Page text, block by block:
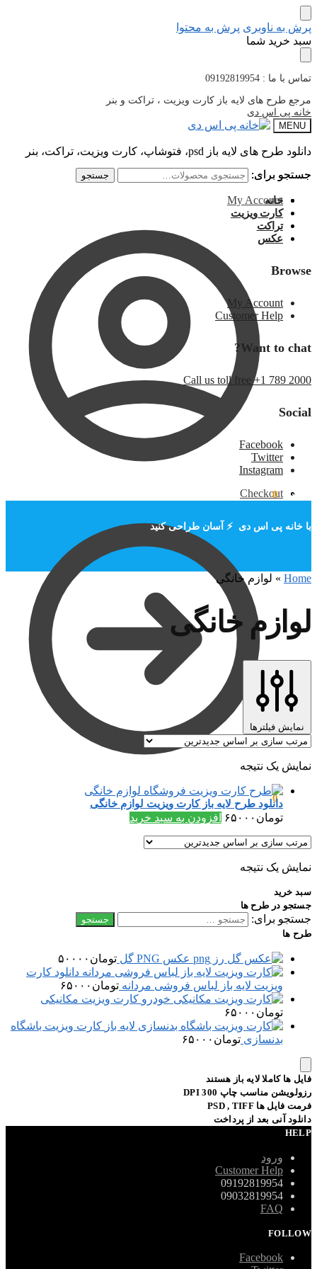
پرش به ناوبری پرش به محتوا
سبد خرید شما
تماس با ما : 09192819954
مرجع طرح های لایه باز کارت ویزیت ، تراکت و بنر
خانه پی اس دی
MENU
دانلود طرح های لایه باز psd، فتوشاپ، کارت ویزیت، تراکت، بنر
جستجو برای:
جستجو
My Account
Checkout
۰ 0
جستجو برای: جستجو
خانه
کارت ویزیت
تراکت
عکس
Browse
My Account
Customer Help
Want to chat?
Call us toll free +1 789 2000
Social
Facebook
Twitter
Instagram
تومان ۰ 0
با خانه پی اس دی ⚡ آسان طراحی کنید
Home
» لوازم خانگی
لوازم خانگی
نمایش فیلترها
نمایش یک نتیجه
دانلود طرح لایه باز کارت ویزیت لوازم خانگی
تومان ۶۵۰۰۰ افزودن به سبد خرید
نمایش یک نتیجه
سبد خرید
جستجو در طرح ها
جستجو برای:
طرح ها
عکس PNG گل تومان ۵۰۰۰۰
دانلود کارت
ویزیت لایه باز لباس فروشی مردانه تومان ۶۵۰۰۰
کارت ویزیت مکانیکی
تومان ۶۵۰۰۰
کارت ویزیت باشگاه
بدنسازی تومان ۶۵۰۰۰
فایل ها کاملا لایه باز هستند
رزولویشن مناسب چاپ 300 DPI
فرمت فایل ها PSD , TIFF
دانلود آنی بعد از پرداخت
HELP
ورود
Customer Help
09192819954
09032819954
FAQ
FOLLOW
Facebook